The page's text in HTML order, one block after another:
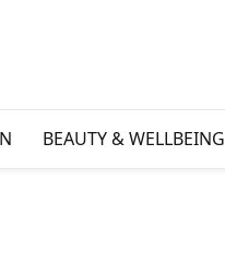
BEAUTY & WELLBEING